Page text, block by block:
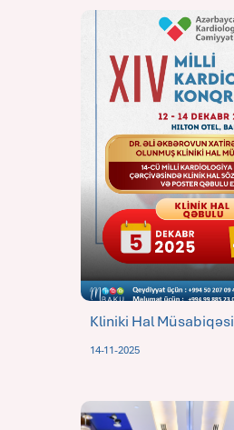
Kliniki Hal Müsabiqəsi
14-11-2025